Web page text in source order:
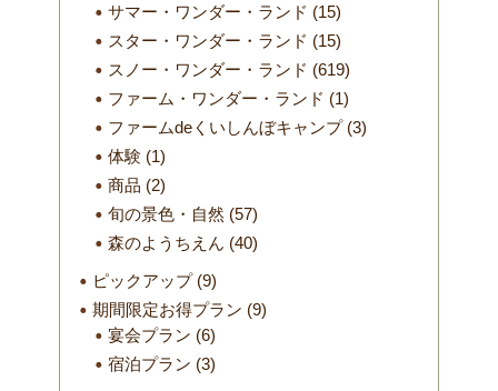
サマー・ワンダー・ランド (15)
スター・ワンダー・ランド (15)
スノー・ワンダー・ランド (619)
ファーム・ワンダー・ランド (1)
ファームdeくいしんぼキャンプ(3)
体験 (1)
商品 (2)
旬の景色・自然 (57)
森のようちえん (40)
ピックアップ(9)
期間限定お得プラン (9)
宴会プラン (6)
宿泊プラン (3)